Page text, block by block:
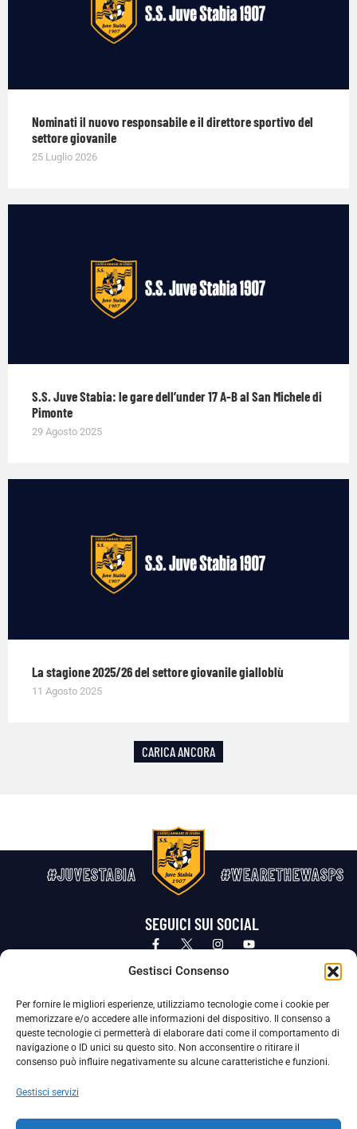
Gestisci Consenso
Per fornire le migliori esperienze, utilizziamo tecnologie come i cookie per
memorizzare e/o accedere alle informazioni del dispositivo. Il consenso a
queste tecnologie ci permetterà di elaborare dati come il comportamento di
navigazione o ID unici su questo sito. Non acconsentire o ritirare il
consenso può influire negativamente su alcune caratteristiche e funzioni.
Gestisci servizi
Nominati il nuovo responsabile e il direttore sportivo del
settore giovanile
25 Luglio 2026
S.S. Juve Stabia: le gare dell’under 17 A-B al San Michele di
Pimonte
29 Agosto 2025
La stagione 2025/26 del settore giovanile gialloblù
11 Agosto 2025
CARICA ANCORA
#JUVESTABIA #WEARETHEWASPS
SEGUICI SUI SOCIAL
Privacy Policy Cookie Policy
La Società ha nominato il Responsabile della Protezione dei Dati Personali (DPO), figura specializzata che vigila sulle modalità
adottate dalla nostra Società per tutelare i Suoi dati personali.
Per contattare il DPO può scrivere a